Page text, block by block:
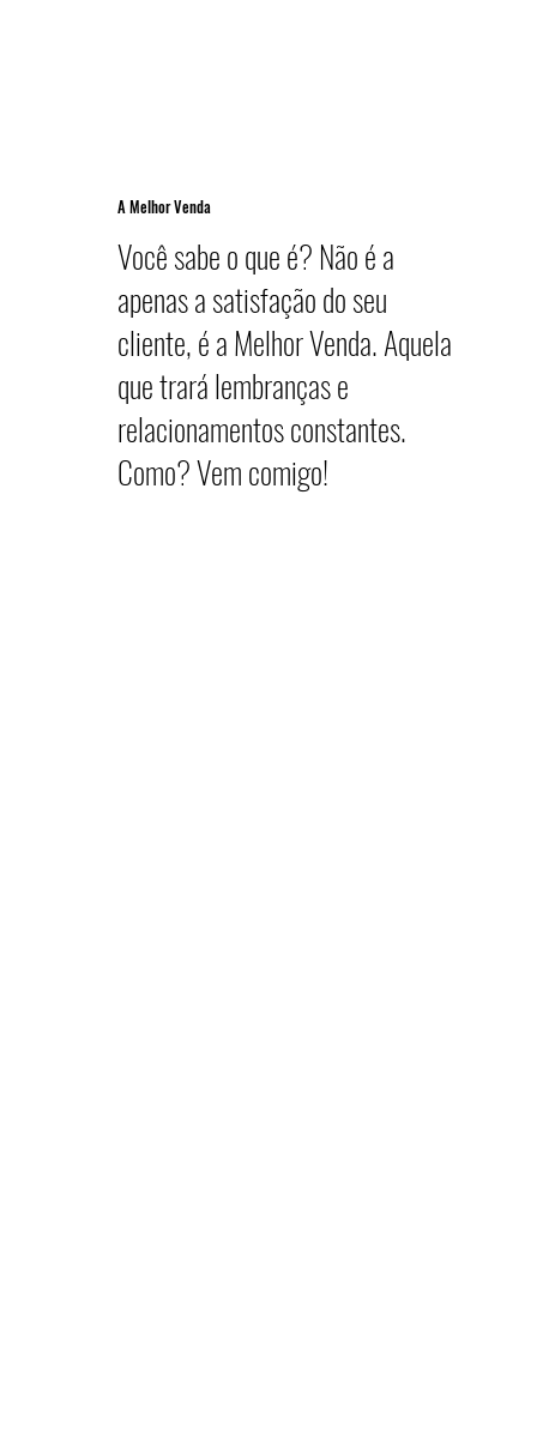
Você sabe o que é? Não é a
apenas a satisfação do seu
cliente, é a Melhor Venda. Aquela
que trará lembranças e
relacionamentos constantes.
Como? Vem comigo!
A Melhor Venda